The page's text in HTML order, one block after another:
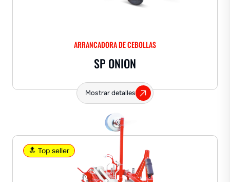
ARRANCADORA DE CEBOLLAS
SP ONION
Mostrar detalles
🔝 Top seller